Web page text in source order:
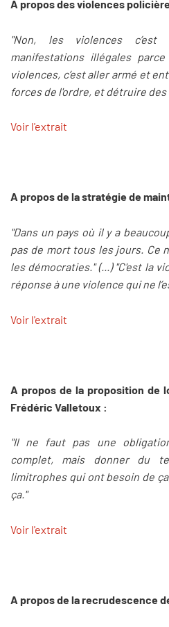
A propos des violences
"Non, les violences
manifestations illégales
violences, c’est aller armé et
forces de l'ordre, et détruire
Voir l'extrait
A propos de la stratégie de
"Dans un pays où il y a
pas de mort tous les jours. Ce
les démocraties." (...) "C'est la
réponse à une violence qui ne
Voir l'extrait
A propos de la proposition de
Frédéric Valletoux :
"Il ne faut pas une
complet, mais donner du
limitrophes qui ont besoin de
ça."
Voir l'extrait
A propos de la recrudescence